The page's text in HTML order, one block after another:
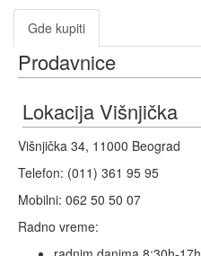
Gde kupiti
Prodavnice
Lokacija Višnjička
Višnjička 34, 11000 Beograd
Telefon: (011) 361 95 95
Mobilni: 062 50 50 07
Radno vreme: